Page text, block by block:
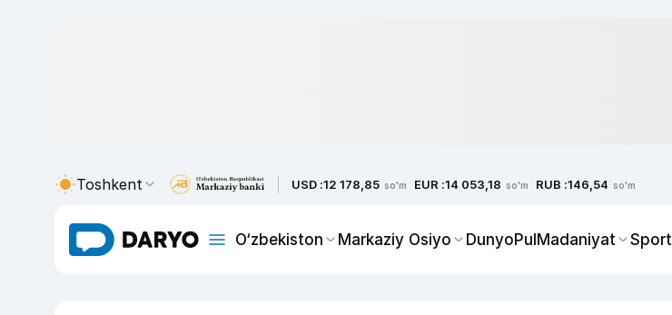
Toshkent USD :12 178,85 so'm EUR :14 053,18 so'm RUB :146,54 so'm
O‘zbekiston Markaziy Osiyo DunyoPulMadaniyat Sport